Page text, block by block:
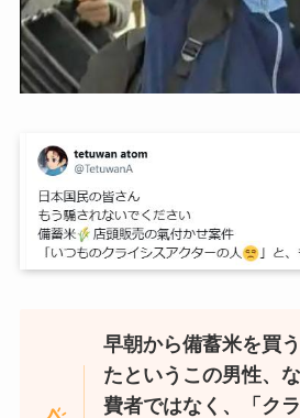
早朝から備蓄米を買
たというこの男性、
費者ではなく、「ク